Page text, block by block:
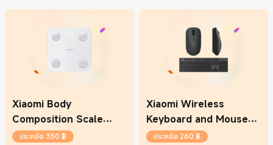
Xiaomi Body
Composition Scale
S400
ประหยัด 350 ฿
Xiaomi Wireless
Keyboard and Mouse
Combo
ประหยัด 260 ฿